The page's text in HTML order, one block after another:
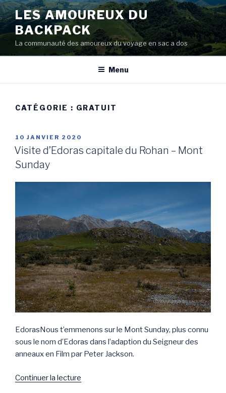
Aller
au
contenu
principal
LES AMOUREUX DU
BACKPACK
La communauté des amoureux du voyage en sac a dos
Menu
CATÉGORIE : GRATUIT
PUBLIÉ
LE
10 JANVIER 2020
Visite d’Edoras capitale du Rohan – Mont
Sunday
EdorasNous t’emmenons sur le Mont Sunday, plus connu
sous le nom d’Edoras dans l’adaption du Seigneur des
anneaux en Film par Peter Jackson.
Continuer la lecture